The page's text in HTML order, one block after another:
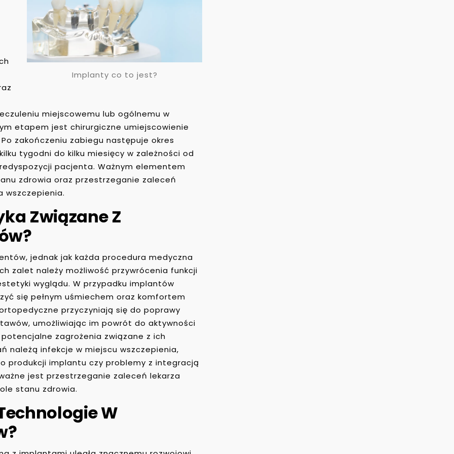
Implanty co to jest?
miejscowemu lub ogólnemu w
etapem jest chirurgiczne umiejscowienie
zakończeniu zabiegu następuje okres
tygodni do kilku miesięcy w zależności od
pacjenta. Ważnym elementem
zdrowia oraz przestrzeganie zaleceń
wszczepienia.
Związane Z
jednak jak każda procedura medyczna
zalet należy możliwość przywrócenia funkcji
wyglądu. W przypadku implantów
się pełnym uśmiechem oraz komfortem
przyczyniają się do poprawy
umożliwiając im powrót do aktywności
zagrożenia związane z ich
należą infekcje w miejscu wszczepienia,
produkcji implantu czy problemy z integracją
jest przestrzeganie zaleceń lekarza
stanu zdrowia.
W